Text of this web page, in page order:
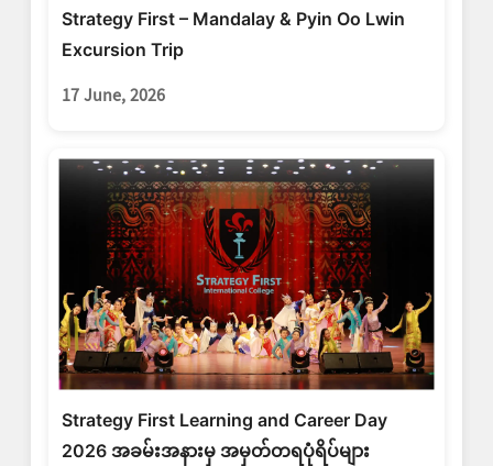
Strategy First – Mandalay & Pyin Oo Lwin
Excursion Trip
17 June, 2026
Strategy First Learning and Career Day
2026 အခမ်းအနားမှ အမှတ်တရပုံရိပ်များ